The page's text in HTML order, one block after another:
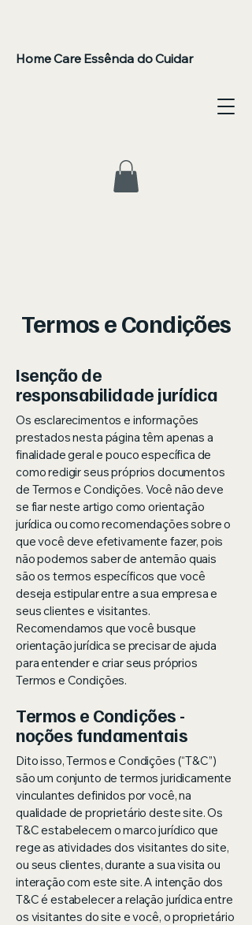
Home Care Essência do Cuidar
Termos e Condições
Isenção de
responsabilidade jurídica
Os esclarecimentos e informações
prestados nesta página têm apenas a
finalidade geral e pouco específica de
como redigir seus próprios documentos
de Termos e Condições. Você não deve
se fiar neste artigo como orientação
jurídica ou como recomendações sobre o
que você deve efetivamente fazer, pois
não podemos saber de antemão quais
são os termos específicos que você
deseja estipular entre a sua empresa e
seus clientes e visitantes.
Recomendamos que você busque
orientação jurídica se precisar de ajuda
para entender e criar seus próprios
Termos e Condições.
Termos e Condições -
noções fundamentais
Dito isso, Termos e Condições (“T&C”)
são um conjunto de termos juridicamente
vinculantes definidos por você, na
qualidade de proprietário deste site. Os
T&C estabelecem o marco jurídico que
rege as atividades dos visitantes do site,
ou seus clientes, durante a sua visita ou
interação com este site. A intenção dos
T&C é estabelecer a relação jurídica entre
os visitantes do site e você, o proprietário